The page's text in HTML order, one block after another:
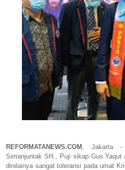
REFORMATANEWS.COM
, Jakarta -
Simanjuntak SH., Puji sikap Gus Yaqut
dinilainya sangat toleransi pada umat